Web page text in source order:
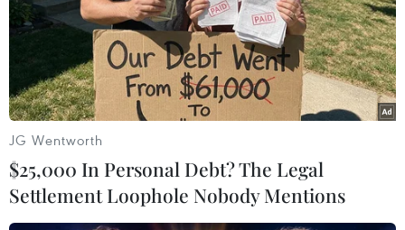
JG Wentworth
$25,000 In Personal Debt? The Legal
Settlement Loophole Nobody Mentions